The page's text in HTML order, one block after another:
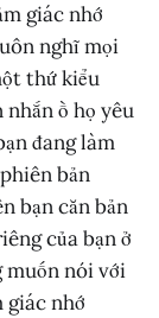
giác nhớ
nghĩ mọi
thứ kiểu
nhắn ồ họ yêu
đang làm
bản
bạn căn bản
của bạn ở
muốn nói với
giác nhớ